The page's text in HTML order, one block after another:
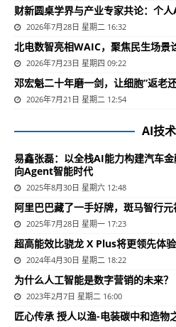
财新圆桌学界与产业专家共论：个
2026年7月28日 星期二 16:32
北电数智亮相WAIC，聚焦民生场景
2026年7月23日 星期四 09:22
邓宏魁二十年磨一剑，让细胞”返老
2026年7月21日 星期二 12:54
AI技术
易鑫张磊：以全栈AI能力构建汽车
向Agent智能时代
2025年8月30日 星期六 12:48
阿里巴巴藏了一手好牌，斑马智行
2025年7月28日 星期一 17:23
超高能效比骁龙 X Plus将更领先体
2024年4月30日 星期二 18:22
为什么人工智能是数字营销的未来？
2023年2月7日 星期二 16:00
匠心传承 授人以渔-电装碳中和造物